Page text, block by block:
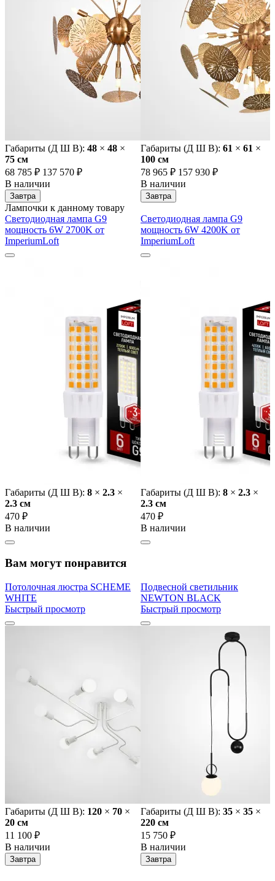
Габариты (Д Ш В): 48 × 48 ×
75 cм
68 785 ₽ 137 570 ₽
В наличии
Завтра
Габариты (Д Ш В): 61 × 61 ×
100 cм
78 965 ₽ 157 930 ₽
В наличии
Завтра
Лампочки к данному товару
Светодиодная лампа G9
мощность 6W 2700K от
ImperiumLoft
Габариты (Д Ш В): 8 × 2.3 ×
2.3 cм
470 ₽
В наличии
Светодиодная лампа G9
мощность 6W 4200K от
ImperiumLoft
Габариты (Д Ш В): 8 × 2.3 ×
2.3 cм
470 ₽
В наличии
Вам могут понравится
Потолочная люстра SCHEME
WHITE
Быстрый просмотр
Габариты (Д Ш В): 120 × 70 ×
20 cм
11 100 ₽
В наличии
Завтра
Подвесной светильник
NEWTON BLACK
Быстрый просмотр
Габариты (Д Ш В): 35 × 35 ×
220 cм
15 750 ₽
В наличии
Завтра